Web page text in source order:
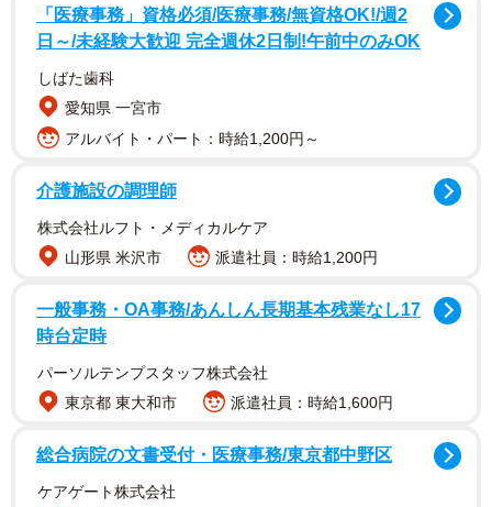
1/6
無人島で発見されたゴミ。たくさん集まりましたが、実はまだ途中の段
階です（提供：やきさばさん）
「医療事務」資格必須/医療事務/無資格OK!/週2
日～/未経験大歓迎 完全週休2日制!午前中のみOK
しばた歯科
愛知県 一宮市
アルバイト・パート：時給1,200円～
介護施設の調理師
株式会社ルフト・メディカルケア
山形県 米沢市
派遣社員：時給1,200円
一般事務・OA事務/あんしん長期基本残業なし17
時台定時
パーソルテンプスタッフ株式会社
東京都 東大和市
派遣社員：時給1,600円
総合病院の文書受付・医療事務/東京都中野区
ケアゲート株式会社